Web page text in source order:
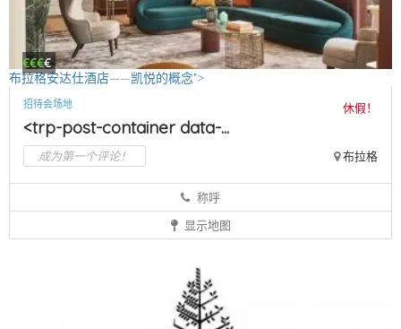
€€€€
布拉格安达仕酒店——凯悦的概念">
招待会场地 休假！
<trp-post-container data-...
成为第一个评论！ 布拉格
称呼
显示地图